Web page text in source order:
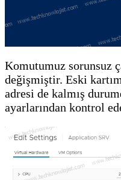
Komutumuz sorunsuz
değişmiştir. Eski
adresi de kalmış
ayarlarından kontrol